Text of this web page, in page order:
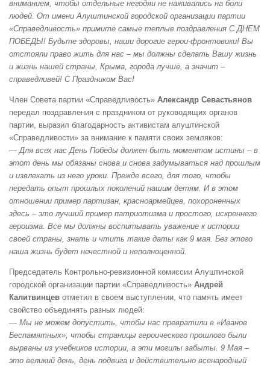
вниманием, чтобы отдельные негодяи не наживались на боли
людей. От имени Алуштинской городской организации партии
«Справедливость» примите самые теплые поздравления С ДНЕМ
ПОБЕДЫ! Будьте здоровы, наши дорогие герои-фронтовики! Вы
отстояли право жить для нас – мы должны сделать Вашу жизнь
и жизнь нашей страны, Крыма, города лучше, а значит –
справедливей! С Праздником Вас!
Член Совета партии «Справедливость» Александр Севастьянов
передал поздравления с праздником от руководящих органов
партии, выразил благодарность активистам алуштинской
«Справедливости» за внимание к памяти своих земляков:
— Для всех нас День Победы должен быть моментом истины – в
этот день мы обязаны снова и снова задумываться над прошлым
и извлекать из него уроки. Прежде всего, для того, чтобы
передать опыт прошлых поколений нашим детям. И в этом
отношении пример партизан, красноармейцев, похороненных
здесь – это лучший пример патриотизма и простого, искреннего
героизма. Все мы должны воспитывать уважение к истории
своей страны, знать и чтить такие даты как 9 мая. Без этого
наша жизнь будет нечестной и неполноценной.
Председатель Контрольно-ревизионной комиссии Алуштинской
городской организации партии «Справедливость» Андрей
Калитвинцев отметил в своем выступлении, что память имеет
свойство объединять разных людей:
— Мы не можем допустить, чтобы нас превратили в «Иванов
Беспамятных», чтобы страницы героического прошлого были
вырваны из учебников истории, а эти могилы забыты. 9 Мая –
это великий день, день подвига и действительно всенародный